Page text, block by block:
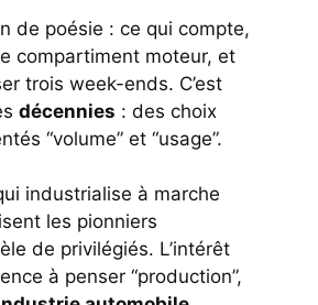
de poésie : ce qui compte,
compartiment moteur, et
trois week-ends. C’est
décennies : des choix
“volume” et “usage”.
industrialise à marche
les pionniers
de privilégiés. L’intérêt
à penser “production”,